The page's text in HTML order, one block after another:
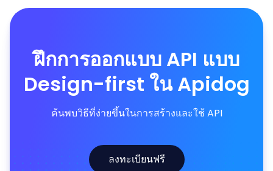
ฝึกการออกแบบ API แบบ
Design-first ใน Apidog
ค้นพบวิธีที่ง่ายขึ้นในการสร้างและใช้ API
ลงทะเบียนฟรี